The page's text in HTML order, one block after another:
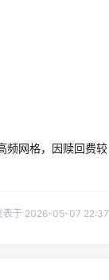
频网格，因赎回费较
表于 2026-05-07 22:37